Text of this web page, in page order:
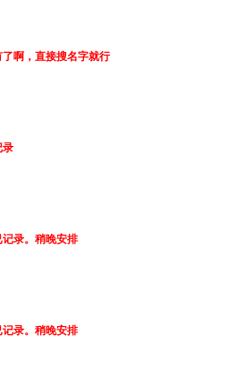
啊，直接搜名字就行
录
录。稍晚安排
录。稍晚安排